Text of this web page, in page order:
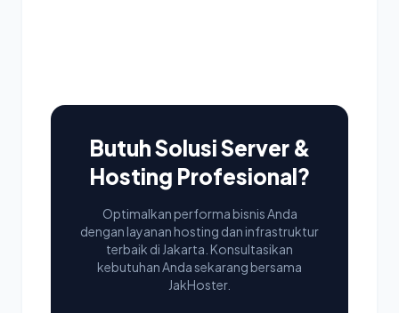
Butuh Solusi Server &
Hosting Profesional?
Optimalkan performa bisnis Anda
dengan layanan hosting dan infrastruktur
terbaik di Jakarta. Konsultasikan
kebutuhan Anda sekarang bersama
JakHoster.